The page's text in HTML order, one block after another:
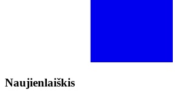
Naujienlaiškis